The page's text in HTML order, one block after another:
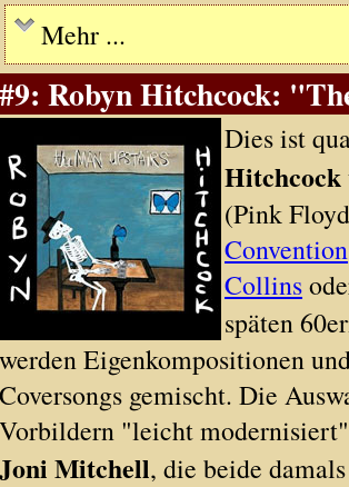
Mehr ...
#9: Robyn Hitchcock:
Dies ist
Hitchcock
(Pink
Convention
Collins
späten
werden Eigenkompositionen
Coversongs gemischt. Die
Vorbildern "leicht
Joni Mitchell, die beide